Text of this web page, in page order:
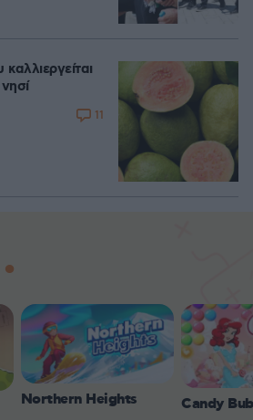
11
Northern Heights Candy